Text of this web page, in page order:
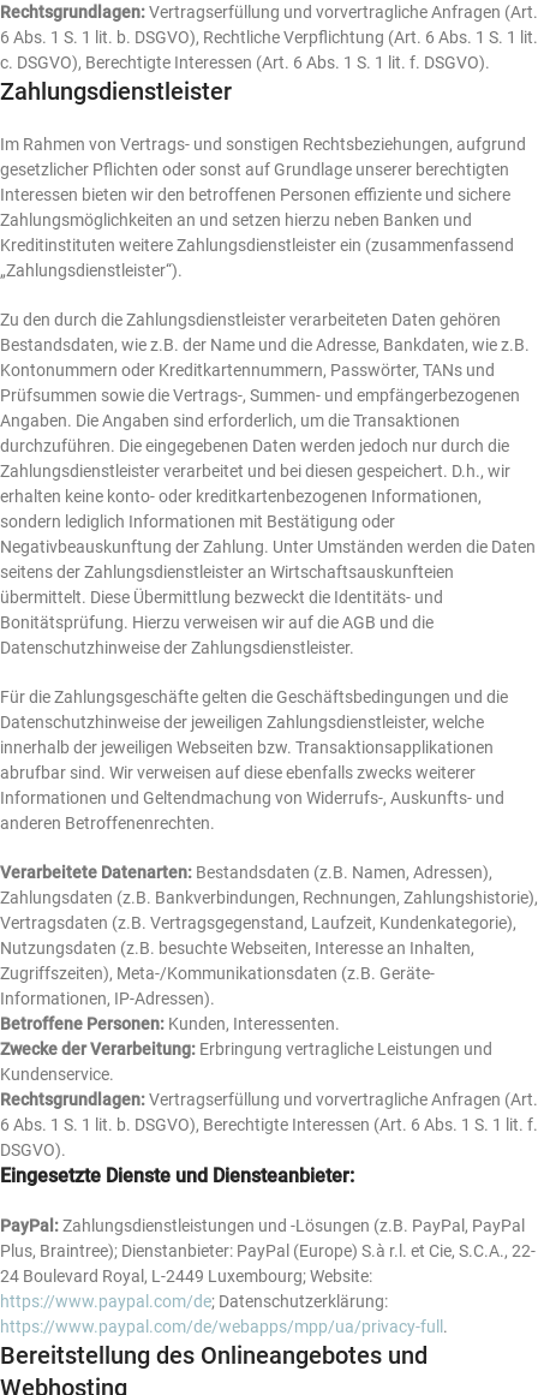
Rechtsgrundlagen:Vertragserfüllung und vorvertragliche Anfragen (Art.
6 Abs. 1 S. 1 lit. b. DSGVO), Rechtliche Verpflichtung (Art. 6 Abs. 1 S. 1 lit.
c. DSGVO), Berechtigte Interessen (Art. 6 Abs. 1 S. 1 lit. f. DSGVO).
Zahlungsdienstleister
Im Rahmen von Vertrags- und sonstigen Rechtsbeziehungen, aufgrund
gesetzlicher Pflichten oder sonst auf Grundlage unserer berechtigten
Interessen bieten wir den betroffenen Personen effiziente und sichere
Zahlungsmöglichkeiten an und setzen hierzu neben Banken und
Kreditinstituten weitere Zahlungsdienstleister ein (zusammenfassend
„Zahlungsdienstleister“).
Zu den durch die Zahlungsdienstleister verarbeiteten Daten gehören
Bestandsdaten, wie z.B. der Name und die Adresse, Bankdaten, wie z.B.
Kontonummern oder Kreditkartennummern, Passwörter, TANs und
Prüfsummen sowie die Vertrags-, Summen- und empfängerbezogenen
Angaben. Die Angaben sind erforderlich, um die Transaktionen
durchzuführen. Die eingegebenen Daten werden jedoch nur durch die
Zahlungsdienstleister verarbeitet und bei diesen gespeichert. D.h., wir
erhalten keine konto- oder kreditkartenbezogenen Informationen,
sondern lediglich Informationen mit Bestätigung oder
Negativbeauskunftung der Zahlung. Unter Umständen werden die Daten
seitens der Zahlungsdienstleister an Wirtschaftsauskunfteien
übermittelt. Diese Übermittlung bezweckt die Identitäts- und
Bonitätsprüfung. Hierzu verweisen wir auf die AGB und die
Datenschutzhinweise der Zahlungsdienstleister.
Für die Zahlungsgeschäfte gelten die Geschäftsbedingungen und die
Datenschutzhinweise der jeweiligen Zahlungsdienstleister, welche
innerhalb der jeweiligen Webseiten bzw. Transaktionsapplikationen
abrufbar sind. Wir verweisen auf diese ebenfalls zwecks weiterer
Informationen und Geltendmachung von Widerrufs-, Auskunfts- und
anderen Betroffenenrechten.
Verarbeitete Datenarten: Bestandsdaten (z.B. Namen, Adressen),
Zahlungsdaten (z.B. Bankverbindungen, Rechnungen, Zahlungshistorie),
Vertragsdaten (z.B. Vertragsgegenstand, Laufzeit, Kundenkategorie),
Nutzungsdaten (z.B. besuchte Webseiten, Interesse an Inhalten,
Zugriffszeiten), Meta-/Kommunikationsdaten (z.B. Geräte-
Informationen, IP-Adressen).
Betroffene Personen: Kunden, Interessenten.
Zwecke der Verarbeitung: Erbringung vertragliche Leistungen und
Kundenservice.
Rechtsgrundlagen:Vertragserfüllung und vorvertragliche Anfragen (Art.
6 Abs. 1 S. 1 lit. b. DSGVO), Berechtigte Interessen (Art. 6 Abs. 1 S. 1 lit. f.
DSGVO).
Eingesetzte Dienste und Diensteanbieter:
PayPal:Zahlungsdienstleistungen und -Lösungen (z.B. PayPal, PayPal
Plus, Braintree); Dienstanbieter: PayPal (Europe) S.à r.l. et Cie, S.C.A., 22-
24 Boulevard Royal, L-2449 Luxembourg; Website:
https://www.paypal.com/de; Datenschutzerklärung:
https://www.paypal.com/de/webapps/mpp/ua/privacy-full .
Bereitstellung des Onlineangebotes und
Webhosting